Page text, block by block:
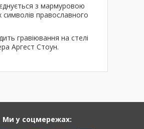
з мармуровою
символів православного
гравіювання на стелі
Аргест Стоун.
Ми у соцмережах: